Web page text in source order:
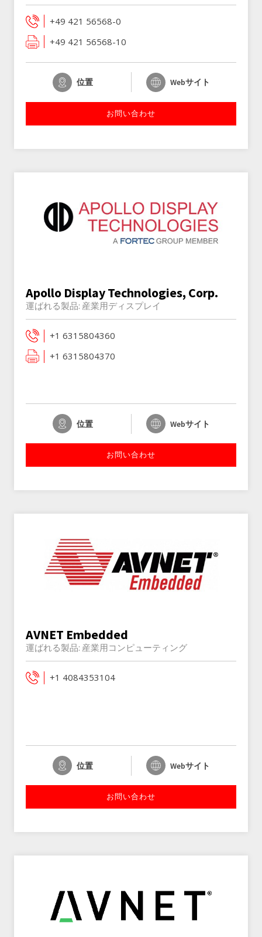
+49 421 56568-0
+49 421 56568-10
位置 Webサイト
お問い合わせ
Apollo Display Technologies, Corp.
運ばれる製品: 産業用ディスプレイ
+1 6315804360
+1 6315804370
位置 Webサイト
お問い合わせ
AVNET Embedded
運ばれる製品: 産業用コンピューティング
+1 4084353104
位置 Webサイト
お問い合わせ